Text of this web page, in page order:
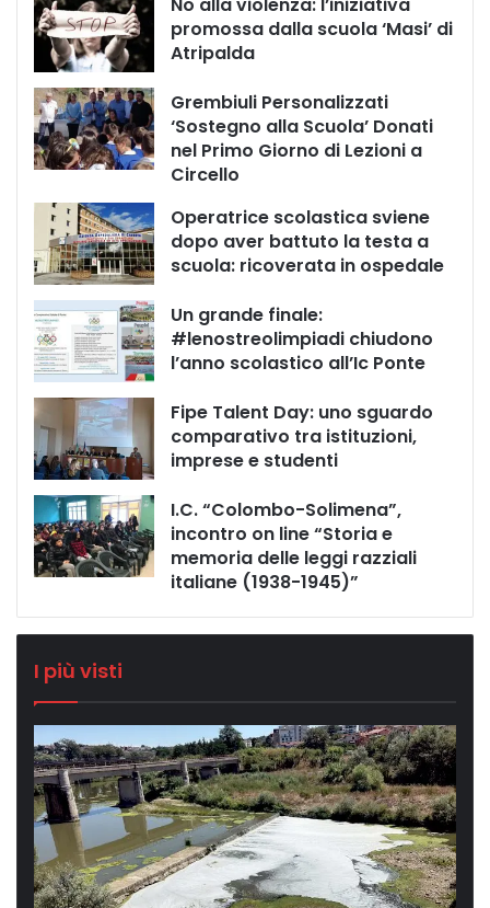
No alla violenza: l’iniziativa
promossa dalla scuola ‘Masi’ di
Atripalda
Grembiuli Personalizzati
‘Sostegno alla Scuola’ Donati
nel Primo Giorno di Lezioni a
Circello
Operatrice scolastica sviene
dopo aver battuto la testa a
scuola: ricoverata in ospedale
Un grande finale:
#lenostreolimpiadi chiudono
l’anno scolastico all’Ic Ponte
Fipe Talent Day: uno sguardo
comparativo tra istituzioni,
imprese e studenti
I.C. “Colombo-Solimena”,
incontro on line “Storia e
memoria delle leggi razziali
italiane (1938-1945)”
I più visti